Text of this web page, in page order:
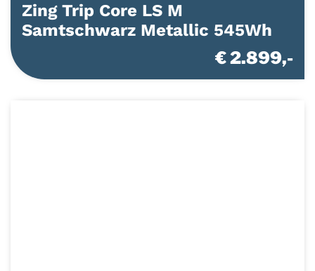
Zing Trip Core LS M
Samtschwarz Metallic 545Wh
€ 2.899,-